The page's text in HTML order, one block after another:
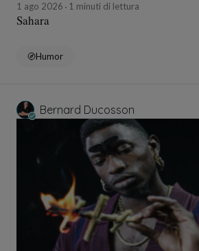
1 ago 2026 1 minuti di lettura
Sahara
Humor
Bernard Ducosson